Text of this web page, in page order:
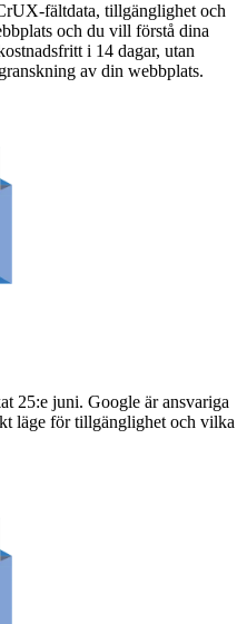
fältdata, tillgänglighet och
och du vill förstå dina
i 14 dagar, utan
av din webbplats.
25:e juni. Google är ansvariga
läge för tillgänglighet och vilka